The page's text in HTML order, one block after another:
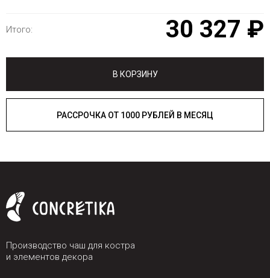
Итого: 30 327 ₽
В КОРЗИНУ
РАССРОЧКА ОТ 1000 РУБЛЕЙ В МЕСЯЦ
Производство чаш для костра
и элементов декора